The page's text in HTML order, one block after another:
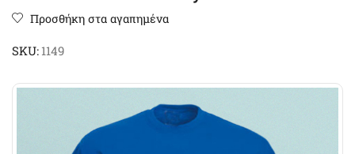
Προσθήκη στα αγαπημένα
SKU: 1149